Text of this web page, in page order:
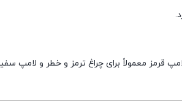
قرمز معمولاً برای چراغ ترمز و خطر و لامپ